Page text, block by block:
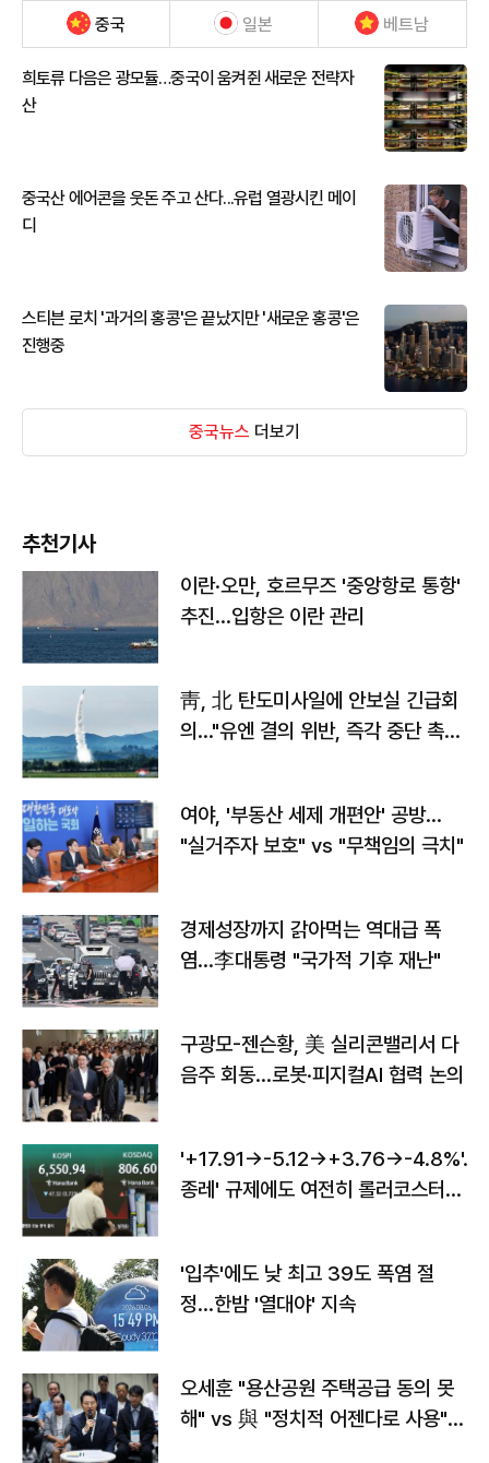
중국 일본 베트남
희토류 다음은 광모듈…중국이 움켜쥔 새로운 전략자
산
중국산 에어콘을 웃돈 주고 산다...유럽 열광시킨 메이
디
스티븐 로치 '과거의 홍콩'은 끝났지만 '새로운 홍콩'은
진행중
중국뉴스 더보기
추천기사
이란·오만, 호르무즈 '중앙항로 통항'
추진…입항은 이란 관리
靑, 北 탄도미사일에 안보실 긴급회
의…"유엔 결의 위반, 즉각 중단 촉
여야, '부동산 세제 개편안' 공방…
"실거주자 보호" vs "무책임의 극치"
경제성장까지 갉아먹는 역대급 폭
염…李대통령 "국가적 기후 재난"
구광모-젠슨황, 美 실리콘밸리서 다
음주 회동…로봇·피지컬AI 협력 논의
'+17.91→-5.12→+3.76→-4.8%'…'
종레' 규제에도 여전히 롤러코스터
'입추'에도 낮 최고 39도 폭염 절
정…한밤 '열대야' 지속
오세훈 "용산공원 주택공급 동의 못
해" vs 與 "정치적 어젠다로 사용"